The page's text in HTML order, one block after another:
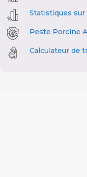
Statistiques
Peste Porcine
Calculateur de